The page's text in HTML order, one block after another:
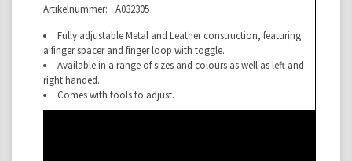
Artikelnummer:
A032305
Fully adjustable Metal and Leather construction, featuring
a finger spacer and finger loop with toggle.
Available in a range of sizes and colours as well as left and
right handed.
Comes with tools to adjust.